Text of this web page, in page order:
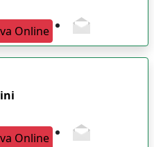
Online
Online